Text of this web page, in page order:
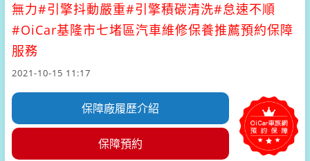
無力#引擎抖動嚴重#引擎積碳清洗#怠速不順
#OiCar基隆市七堵區汽車維修保養推薦預約保障
服務
2021-10-15 11:17
保障廠履歷介紹
保障預約